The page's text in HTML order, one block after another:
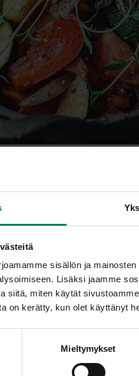
sisällön ja
Lisäksi jaamme
siitä, miten käytät
on kerätty, kun olet käyttänyt
Mieltymykset